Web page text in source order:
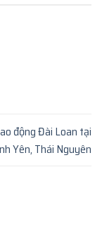
động Đài Loan tại
Yên, Thái Nguyên